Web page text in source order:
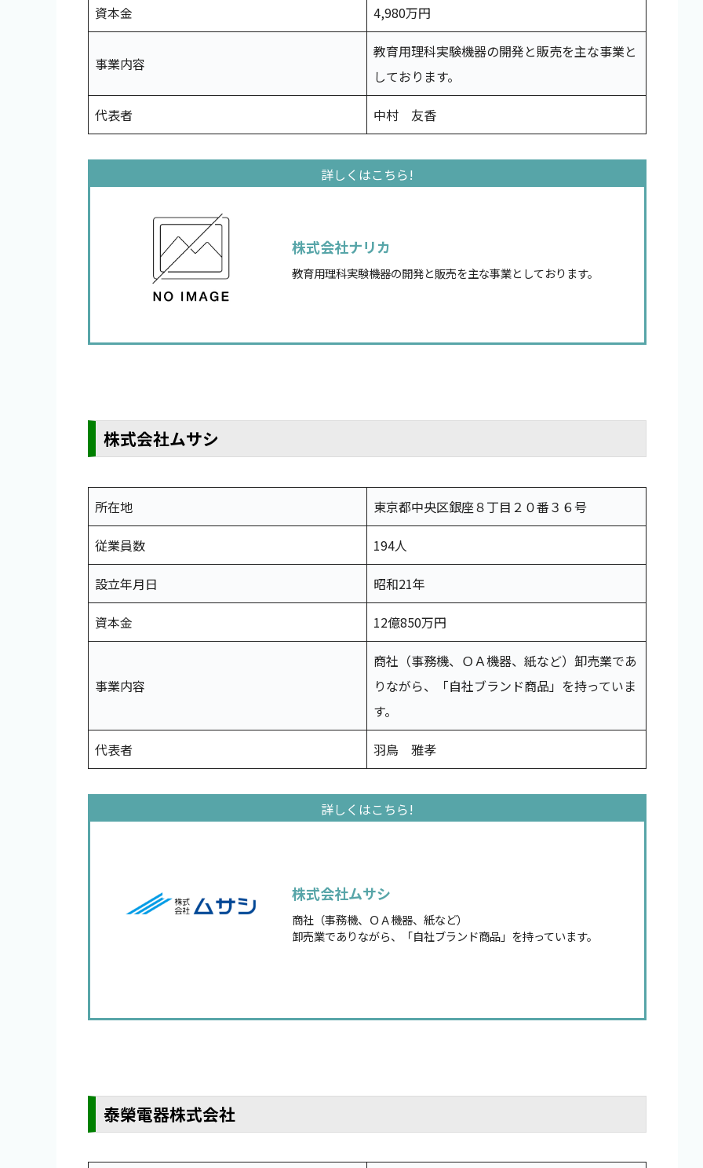
資本金 4,980万円
事業内容
教育用理科実験機器の開発と販売を主な事業と
しております。
代表者 中村 友香
株式会社ナリカ
教育用理科実験機器の開発と販売を主な事業としております。
株式会社ムサシ
所在地 東京都中央区銀座８丁目２０番３６号
従業員数 194人
設立年月日 昭和21年
資本金 12億850万円
事業内容
商社（事務機、ＯＡ機器、紙など）卸売業であ
りながら、「自社ブランド商品」を持っていま
す。
代表者 羽鳥 雅孝
株式会社ムサシ
商社（事務機、ＯＡ機器、紙など）
卸売業でありながら、「自社ブランド商品」を持っています。
泰榮電器株式会社